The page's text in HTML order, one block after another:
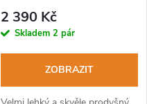
2 390 Kč
Skladem 2 pár
ZOBRAZIT